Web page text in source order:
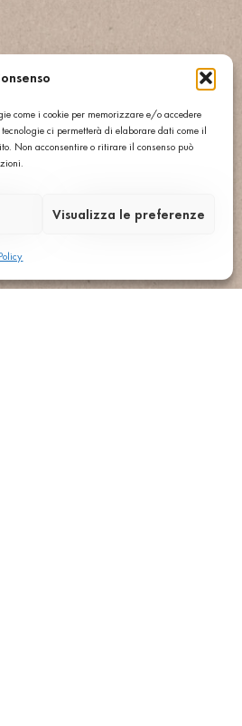
come i cookie per memorizzare e/o accedere
ci permetterà di elaborare dati come il
Non acconsentire o ritirare il consenso può
Visualizza le preferenze